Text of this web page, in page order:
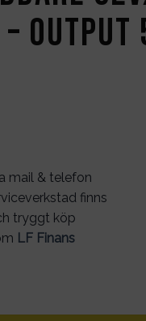
output
mail & telefon
finns
tryggt köp
LF Finans
elsystem med RCA